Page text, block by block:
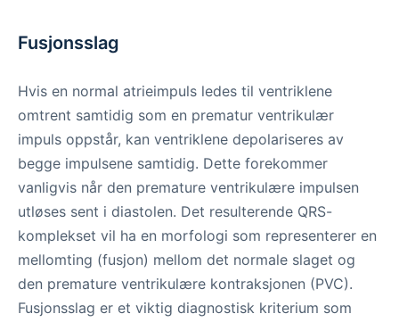
Fusjonsslag
Hvis en normal atrieimpuls ledes til ventriklene
omtrent samtidig som en prematur ventrikulær
impuls oppstår, kan ventriklene depolariseres av
begge impulsene samtidig. Dette forekommer
vanligvis når den premature ventrikulære impulsen
utløses sent i diastolen. Det resulterende QRS-
komplekset vil ha en morfologi som representerer en
mellomting (fusjon) mellom det normale slaget og
den premature ventrikulære kontraksjonen (PVC).
Fusjonsslag er et viktig diagnostisk kriterium som